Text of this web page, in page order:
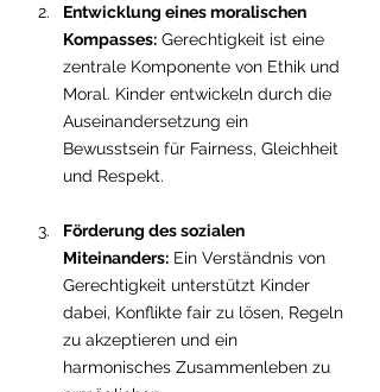
Entwicklung eines moralischen
Kompasses: Gerechtigkeit ist eine
zentrale Komponente von Ethik und
Moral. Kinder entwickeln durch die
Auseinandersetzung ein
Bewusstsein für Fairness, Gleichheit
und Respekt.
Förderung des sozialen
Miteinanders: Ein Verständnis von
Gerechtigkeit unterstützt Kinder
dabei, Konflikte fair zu lösen, Regeln
zu akzeptieren und ein
harmonisches Zusammenleben zu